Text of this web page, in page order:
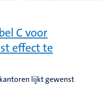
C voor
effect te
lijkt gewenst